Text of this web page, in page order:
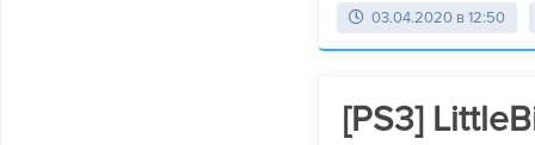
03.04.2020 в 12:50
[PS3]